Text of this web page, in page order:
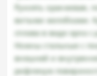
Рукоять оранжевая,
витыми желобками.
сплава в виде орла
Ножны стальные с
внешней и
рифленую